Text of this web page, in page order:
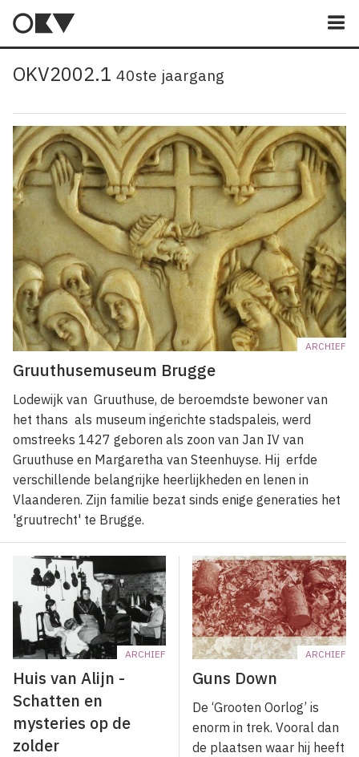
OKV2002.1 40ste jaargang
ARCHIEF
Gruuthusemuseum Brugge
Lodewijk van Gruuthuse, de beroemdste bewoner van
het thans als museum ingerichte stadspaleis, werd
omstreeks 1427 geboren als zoon van Jan IV van
Gruuthuse en Margaretha van Steenhuyse. Hij erfde
verschillende belangrijke heerlijkheden en lenen in
Vlaanderen. Zijn familie bezat sinds enige generaties het
'gruutrecht' te Brugge.
ARCHIEF
Huis van Alijn -
Schatten en
mysteries op de
zolder
ARCHIEF
Guns Down
De ‘Grooten Oorlog’ is
enorm in trek. Vooral dan
de plaatsen waar hij heeft